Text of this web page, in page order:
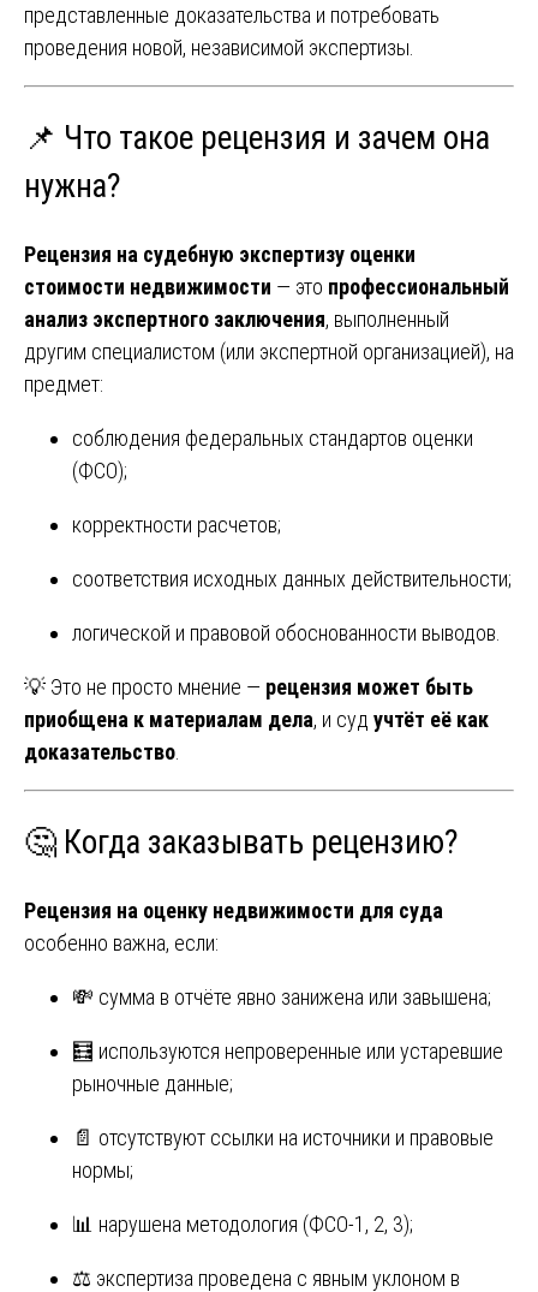
представленные доказательства и потребовать
проведения новой, независимой экспертизы.
📌 Что такое рецензия и зачем она
нужна?
Рецензия на судебную экспертизу оценки
стоимости недвижимости — это профессиональный
анализ экспертного заключения, выполненный
другим специалистом (или экспертной организацией), на
предмет:
соблюдения федеральных стандартов оценки
(ФСО);
корректности расчетов;
соответствия исходных данных действительности;
логической и правовой обоснованности выводов.
💡 Это не просто мнение — рецензия может быть
приобщена к материалам дела, и суд учтёт её как
доказательство
🤔 Когда заказывать рецензию?
Рецензия на оценку недвижимости для суда
особенно важна, если:
💸 сумма в отчёте явно занижена или завышена;
🧮 используются непроверенные или устаревшие
рыночные данные;
📄 отсутствуют ссылки на источники и правовые
нормы;
📊 нарушена методология (ФСО-1, 2, 3);
⚖️ экспертиза проведена с явным уклоном в